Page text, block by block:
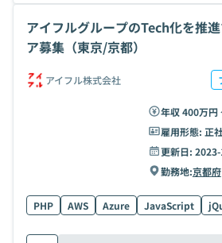
アイフルグループのTech化を推
ア募集（東京/京都）
アイフル株式会社
年収 400万円
雇用形態: 正
更新日:
勤務地:京都府
PHP AWS Azure JavaScript